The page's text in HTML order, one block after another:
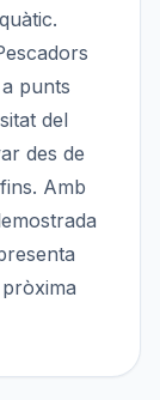
punts
del
des de
Amb